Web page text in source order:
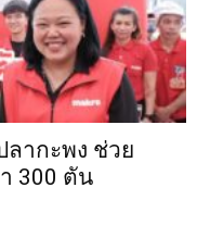
ากะพง ช่วย
300 ตัน